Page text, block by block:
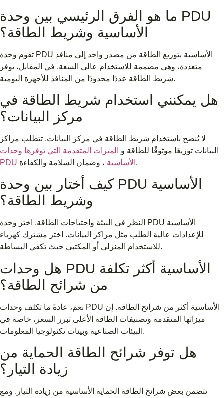
ما هو الفرق الرئيسي بين وحدة PDU
تقوم وحدة PDU الأساسية بتوزيع الطاقة من مصدر واحد إلى منافذ
متعددة، وهي مصممة للاستخدام عالي السعة. في المقابل، يوفر
شريط الطاقة عددًا محدودًا من المنافذ للأجهزة اليومية.
هل يمكنني استخدام شريط الطاقة في
مركز البيانات؟
لا يُنصح باستخدام شريط الطاقة في مركز البيانات. تتطلب مراكز
البيانات توزيعًا موثوقًا للطاقة و الميزات المتقدمة التي توفرها وحدات
PDU الأساسية ، وضمان السلامة والكفاءة.
كيف أختار بين وحدة PDU الأساسية
النظر في البيئة واحتياجات الطاقة. اختر وحدة PDU الأساسية
للإعدادات عالية الطلب مثل مراكز البيانات. اختر مشترك كهرباء
للاستخدام المنزلي أو المكتبي حيث تكفي البساطة.
هل وحدات PDU الأساسية أكثر تكلفة
نعم، عادةً ما تكلف وحدات PDU الأساسية أكثر من شرائح الطاقة. إن
ميزاتها المتقدمة وتصنيفات الطاقة الأعلى تبرر السعر، خاصة في
البيئات الصناعية وبيئات تكنولوجيا المعلومات.
هل توفر شرائح الطاقة الحماية من
زيادة التيار؟
تتضمن بعض شرائح الطاقة الحماية الأساسية من زيادة التيار. ومع